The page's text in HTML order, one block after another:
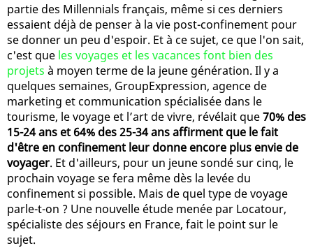
partie des Millennials français, même si ces derniers
essaient déjà de penser à la vie post-confinement pour
se donner un peu d'espoir. Et à ce sujet, ce que l'on sait,
c'est que les voyages et les vacances font bien des
projets à moyen terme de la jeune génération. Il y a
quelques semaines, GroupExpression, agence de
marketing et communication spécialisée dans le
tourisme, le voyage et l’art de vivre, révélait que70% des
15-24 ans et 64% des 25-34 ans affirment que le fait
d'être en confinement leur donne encore plus envie de
voyager. Et d'ailleurs, pour un jeune sondé sur cinq, le
prochain voyage se fera même dès la levée du
confinement si possible. Mais de quel type de voyage
parle-t-on ? Une nouvelle étude menée par Locatour,
spécialiste des séjours en France, fait le point sur le
sujet.